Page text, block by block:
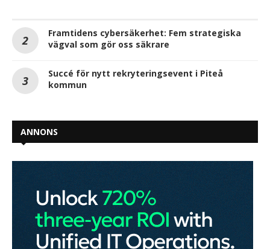
Framtidens cybersäkerhet: Fem strategiska
vägval som gör oss säkrare
Succé för nytt rekryteringsevent i Piteå
kommun
ANNONS